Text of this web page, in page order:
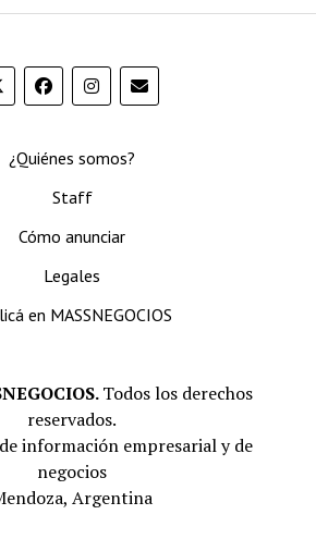
¿Quiénes somos?
Staff
Cómo anunciar
Legales
en MASSNEGOCIOS
Todos los derechos
reservados.
información empresarial y de
negocios
Argentina